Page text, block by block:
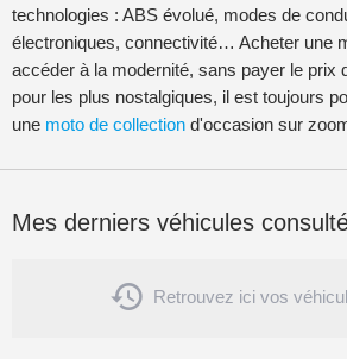
technologies : ABS évolué, modes de
électroniques, connectivité… Acheter une
accéder à la modernité, sans payer le prix
pour les plus nostalgiques, il est toujours
une moto de collection d'occasion sur
Mes derniers véhicules
 Retrouvez ici vos